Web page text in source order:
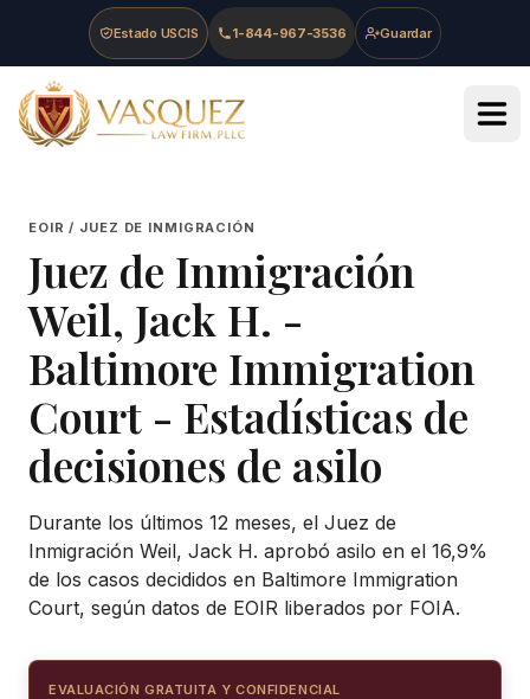
Skip to main content
Skip to navigation
Skip to footer
Estado USCIS 1-844-967-3536 Guardar
Vasquez Law Firm - Home
EOIR / JUEZ DE INMIGRACIÓN
Juez de Inmigración
Weil, Jack H. -
Baltimore Immigration
Court - Estadísticas de
decisiones de asilo
Durante los últimos 12 meses, el Juez de
Inmigración Weil, Jack H. aprobó asilo en el 16,9%
de los casos decididos en Baltimore Immigration
Court, según datos de EOIR liberados por FOIA.
EVALUACIÓN GRATUITA Y CONFIDENCIAL